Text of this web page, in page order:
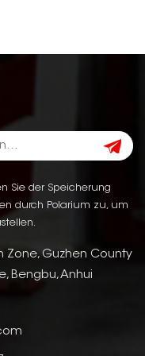
Sie der Speicherung
durch Polarium zu, um
Zone, Guzhen County
Bengbu, Anhui